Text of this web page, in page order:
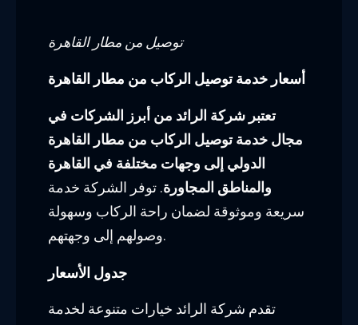
إلى توفير أسعار معقولة ومنافسة. فيما يلي
جدول يوضح أسعار الخدمة بناءً على وجهتك
تتضمن هذه الأسعار توصيل الركاب وحقائبهم
إلى وجهتهم المحددة. يُرجى ملاحظة أنه قد يتم
احتساب رسوم إضافية للمزيد من الخدمات
مثل رحلات التسوق أو التوقف في المواقع
السياحية.
طرق الدفع المتاحة
توفر شركة الرائد خيارات مريحة للدفع لتلبية
احتياجات العملاء المختلفة. يمكنك الدفع